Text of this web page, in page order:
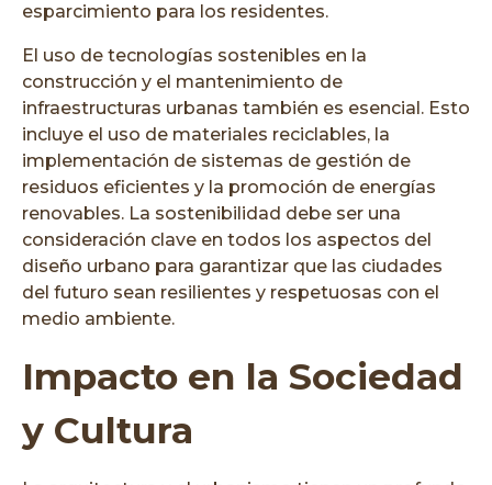
esparcimiento para los residentes.
El uso de tecnologías sostenibles en la
construcción y el mantenimiento de
infraestructuras urbanas también es esencial. Esto
incluye el uso de materiales reciclables, la
implementación de sistemas de gestión de
residuos eficientes y la promoción de energías
renovables. La sostenibilidad debe ser una
consideración clave en todos los aspectos del
diseño urbano para garantizar que las ciudades
del futuro sean resilientes y respetuosas con el
medio ambiente.
Impacto en la Sociedad
y Cultura